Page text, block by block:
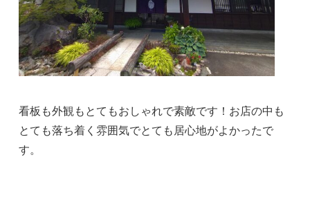
看板も外観もとてもおしゃれで素敵です！お店の中も
とても落ち着く雰囲気でとても居心地がよかったで
す。